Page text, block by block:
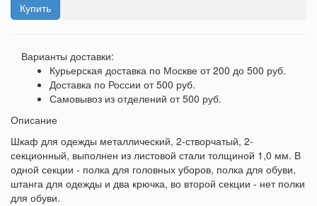
Купить
Варианты доставки:
Курьерская доставка по Москве от 200 до 500 руб.
Доставка по России от 500 руб.
Самовывоз из отделений от 500 руб.
Описание
Шкаф для одежды металлический, 2-створчатый, 2-
секционный, выполнен из листовой стали толщиной 1,0 мм. В
одной секции - полка для головных уборов, полка для обуви,
штанга для одежды и два крючка, во второй секции - нет полки
для обуви.